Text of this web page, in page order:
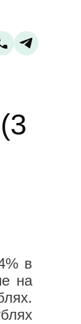
в
на